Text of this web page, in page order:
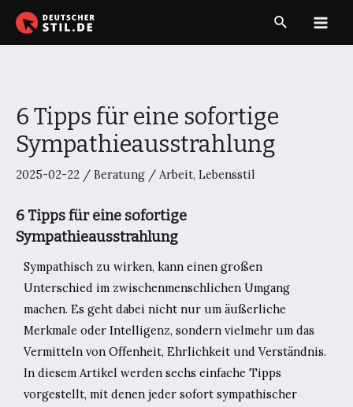
Zum
Inhalt
Suche
6 Tipps für eine sofortige
Sympathieausstrahlung
2025-02-22 / Beratung / Arbeit, Lebensstil
6 Tipps für eine sofortige
Sympathieausstrahlung
Sympathisch zu wirken, kann einen großen
Unterschied im zwischenmenschlichen Umgang
machen. Es geht dabei nicht nur um äußerliche
Merkmale oder Intelligenz, sondern vielmehr um das
Vermitteln von Offenheit, Ehrlichkeit und Verständnis.
In diesem Artikel werden sechs einfache Tipps
vorgestellt, mit denen jeder sofort sympathischer